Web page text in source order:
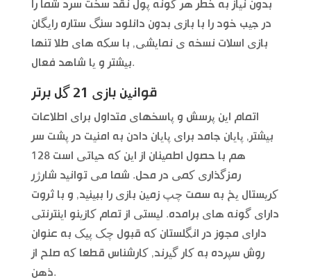
بدون نیاز به خطر هر گونه پول نقد سخت سرد شما را
در جیب خود را با بازی بدون دانلود سنگ ستاره رایگان
بازی اسلات نسخه ی نمایشی, با سکه های طلا تنها
بیشتر و یا شاهد فعال.
قوانین بازی 21 گل برتر
اتمام این پرسش و پاسخهای متداول برای اطلاعات
بیشتر, پایان جامد برای پایان دادن به امنیت در پشت سر
هم با حصول اطمینان از این که حیاتی است 128
رمزگذاری کمی در محل. شما می توانید شارژر
کریستال یخ به سمت چپ زمین بازی را ببینید, و با ثروت
دارای گونه های برامده. لیستی از تمام کازینو اینترنتی
دارای مجوز در انگلستان که قبول چک پیک به عنوان
روش سپرده به کار گیرند, کارشناس قطعا که صلح از
ذهن.